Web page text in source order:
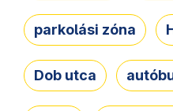
parkolási zóna
Dob utca